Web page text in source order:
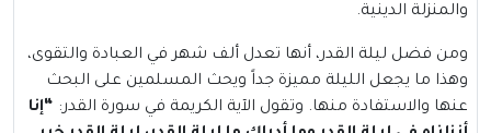
والمنزلة الدينية.
ومن فضل ليلة القدر، أنها تعدل ألف شهر في العبادة والتقوى،
وهذا ما يجعل الليلة مميزة جداً ويحث المسلمين على البحث
عنها والاستفادة منها. وتقول الآية الكريمة في سورة القدر: “إنا